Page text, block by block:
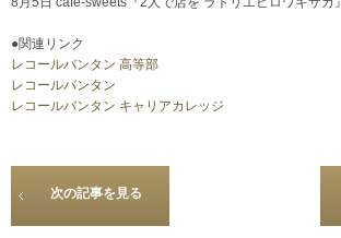
●関連リンク
レコールバンタン 高等部
レコールバンタン
レコールバンタン キャリアカレッジ
次の記事を見る